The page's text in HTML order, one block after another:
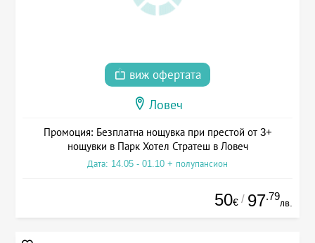
виж офертата
Ловеч
Промоция: Безплатна нощувка при престой от 3+
нощувки в Парк Хотел Стратеш в Ловеч
Дата: 14.05 - 01.10 + полупансион
50€ / 97.79
лв.